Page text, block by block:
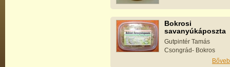
Bokrosi
savanyúkáposzta
Gutpintér Tamás
Csongrád- Bokros